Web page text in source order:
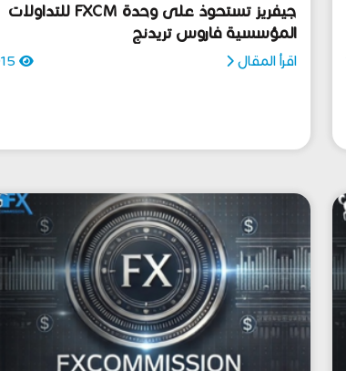
جيفريز تستحوذ على وحدة FXCM للتداولات
المؤسسية فاروس تريدنج
اقرأ المقال 1915